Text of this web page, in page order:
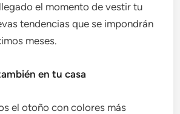
el momento de vestir tu
tendencias que se impondrán
meses.
en tu casa
el otoño con colores más